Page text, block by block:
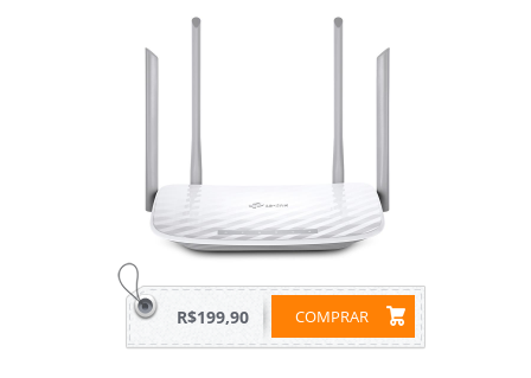
COMPRAR
R$199,90